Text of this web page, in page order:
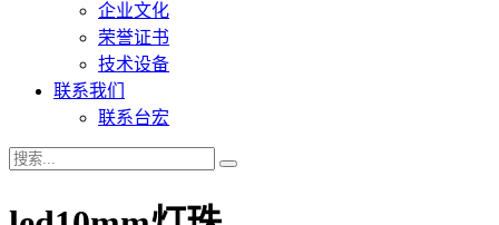
企业文化
荣誉证书
技术设备
联系我们
联系台宏